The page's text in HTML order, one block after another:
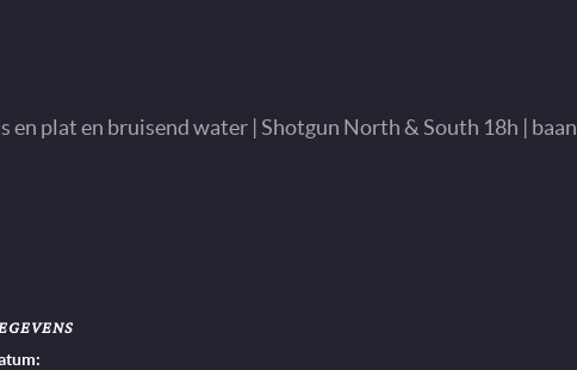
en plat en bruisend water | Shotgun North & South 18h |